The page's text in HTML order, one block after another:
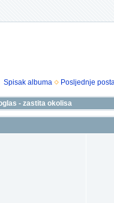
Spisak albuma
Posljednje
- zastita okolisa